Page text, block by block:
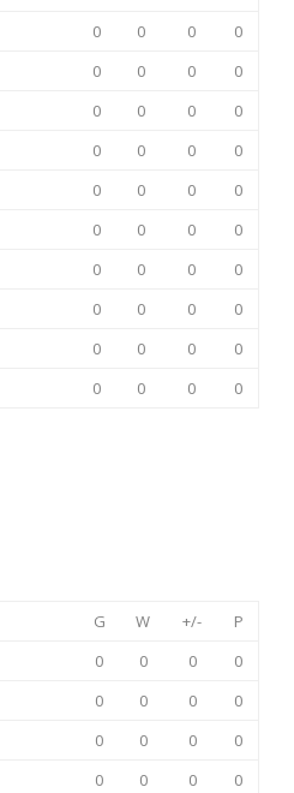
0 0 0
0
0 0 0
0
0 0 0
0
0 0 0
0
0 0 0
0
0 0 0
0
0 0 0
0
0 0 0
0
0 0 0
0
0 0 0 0
G W +/-
P
0 0 0
0
0 0 0
0
0 0 0
0
0 0 0
0